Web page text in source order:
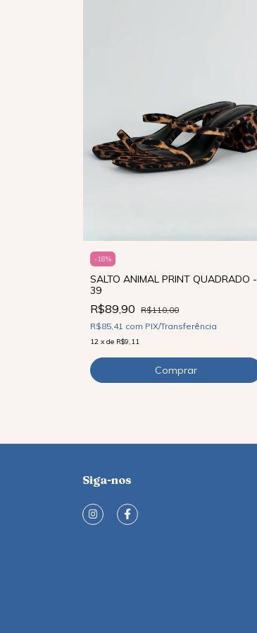
-18%
SALTO ANIMAL PRINT QUADRADO -
39
R$89,90 R$110,00
R$85,41 com PIX/Transferência
12 x de R$9,11
Siga-nos